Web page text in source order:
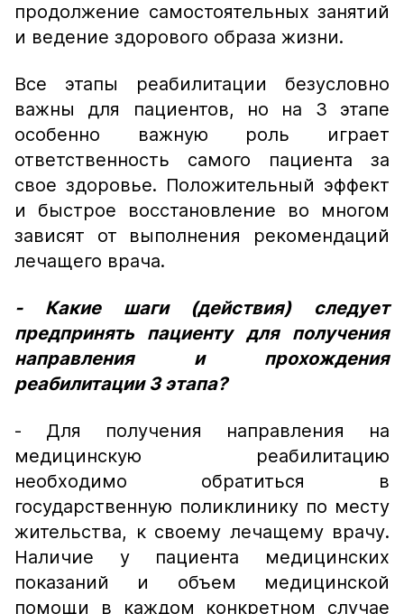
продолжение самостоятельных занятий
и ведение здорового образа жизни.
Все этапы реабилитации безусловно
важны для пациентов, но на 3 этапе
особенно важную роль играет
ответственность самого пациента за
свое здоровье. Положительный эффект
и быстрое восстановление во многом
зависят от выполнения рекомендаций
лечащего врача.
- Какие шаги (действия) следует
предпринять пациенту для получения
направления и прохождения
реабилитации 3 этапа?
- Для получения направления на
медицинскую реабилитацию
необходимо обратиться в
государственную поликлинику по месту
жительства, к своему лечащему врачу.
Наличие у пациента медицинских
показаний и объем медицинской
помощи в каждом конкретном случае